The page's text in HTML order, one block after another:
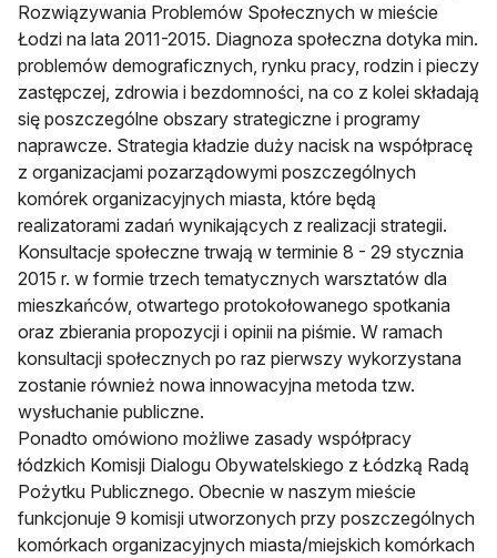
Rozwiązywania Problemów Społecznych w mieście
Łodzi na lata 2011-2015. Diagnoza społeczna dotyka min.
problemów demograficznych, rynku pracy, rodzin i pieczy
zastępczej, zdrowia i bezdomności, na co z kolei składają
się poszczególne obszary strategiczne i programy
naprawcze. Strategia kładzie duży nacisk na współpracę
z organizacjami pozarządowymi poszczególnych
komórek organizacyjnych miasta, które będą
realizatorami zadań wynikających z realizacji strategii.
Konsultacje społeczne trwają w terminie 8 - 29 stycznia
2015 r. w formie trzech tematycznych warsztatów dla
mieszkańców, otwartego protokołowanego spotkania
oraz zbierania propozycji i opinii na piśmie. W ramach
konsultacji społecznych po raz pierwszy wykorzystana
zostanie również nowa innowacyjna metoda tzw.
wysłuchanie publiczne.
Ponadto omówiono możliwe zasady współpracy
łódzkich Komisji Dialogu Obywatelskiego z Łódzką Radą
Pożytku Publicznego. Obecnie w naszym mieście
funkcjonuje 9 komisji utworzonych przy poszczególnych
komórkach organizacyjnych miasta/miejskich komórkach